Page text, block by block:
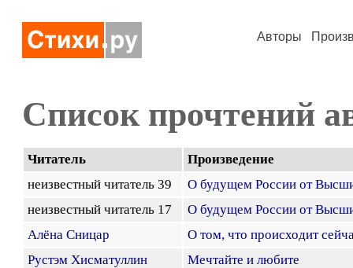
Авторы
Список прочтений
Читатель
Произведение
неизвестный читатель 39
О будущем России от
неизвестный читатель 17
О будущем России от
Алёна Сницар
О том, что происходит
Рустэм Хисматуллин
Мечтайте и любите